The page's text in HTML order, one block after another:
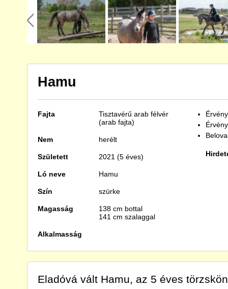
Hamu
Fajta Tisztavérű arab félvér
(arab fajta)
Nem herélt
Született 2021 (5 éves)
Ló neve Hamu
Szín szürke
Magasság
138 cm bottal
141 cm szalaggal
Alkalmasság
Eladóvá vált Hamu, az 5 éves